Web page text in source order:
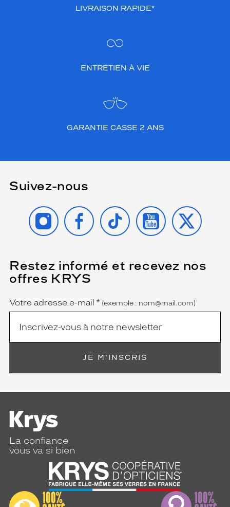
LIVRAISON RAPIDE*
ENTRETIEN À VIE
GARANTIE CASSE 2 ANS
Suivez-nous
INSTAGRAMFACEBOOK
TIKTOK YOUTUBE
X
Restez informé et recevez nos
offres KRYS
Name
Votre adresse e-mail *
(Ce
champ
est
obligatoire)
(exemple : nom@mail.com)
JE M'INSCRIS
La confiance
vous va si bien